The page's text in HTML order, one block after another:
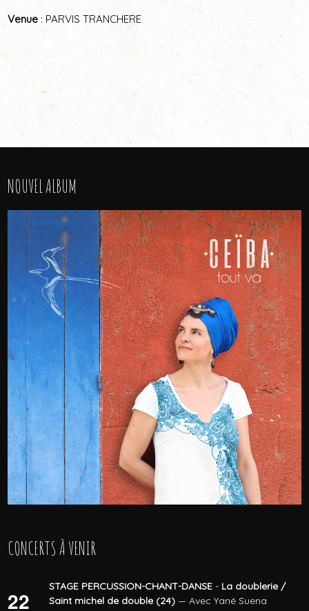
Venue : PARVIS TRANCHERE
NOUVEL ALBUM
CONCERTS À VENIR
22
STAGE PERCUSSION-CHANT-DANSE - La doublerie /
Saint michel de double (24) — Avec Yané Suena